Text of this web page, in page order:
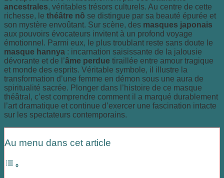
ancestrales, véritables trésors culturels. Au centre de cette
richesse, le théâtre nô se distingue par sa beauté épurée et
son mystère envoûtant. Sur scène, des masques japonais
aux pouvoirs évocateurs invitent à un profond voyage
émotionnel. Parmi eux, le plus troublant reste sans doute le
masque hannya : incarnation saisissante de la jalousie
dévorante et de l’âme perdue tiraillée entre amour tragique
et monde des esprits. Véritable symbole, il illustre la
transformation d’une femme en démon sous une aura de
spiritualité sacrée. Plonger dans l’histoire de ce masque
théâtral, c’est comprendre comment il a marqué durablement
l’art dramatique et continue d’exercer une fascination intacte
sur les spectateurs contemporains.
Au menu dans cet article